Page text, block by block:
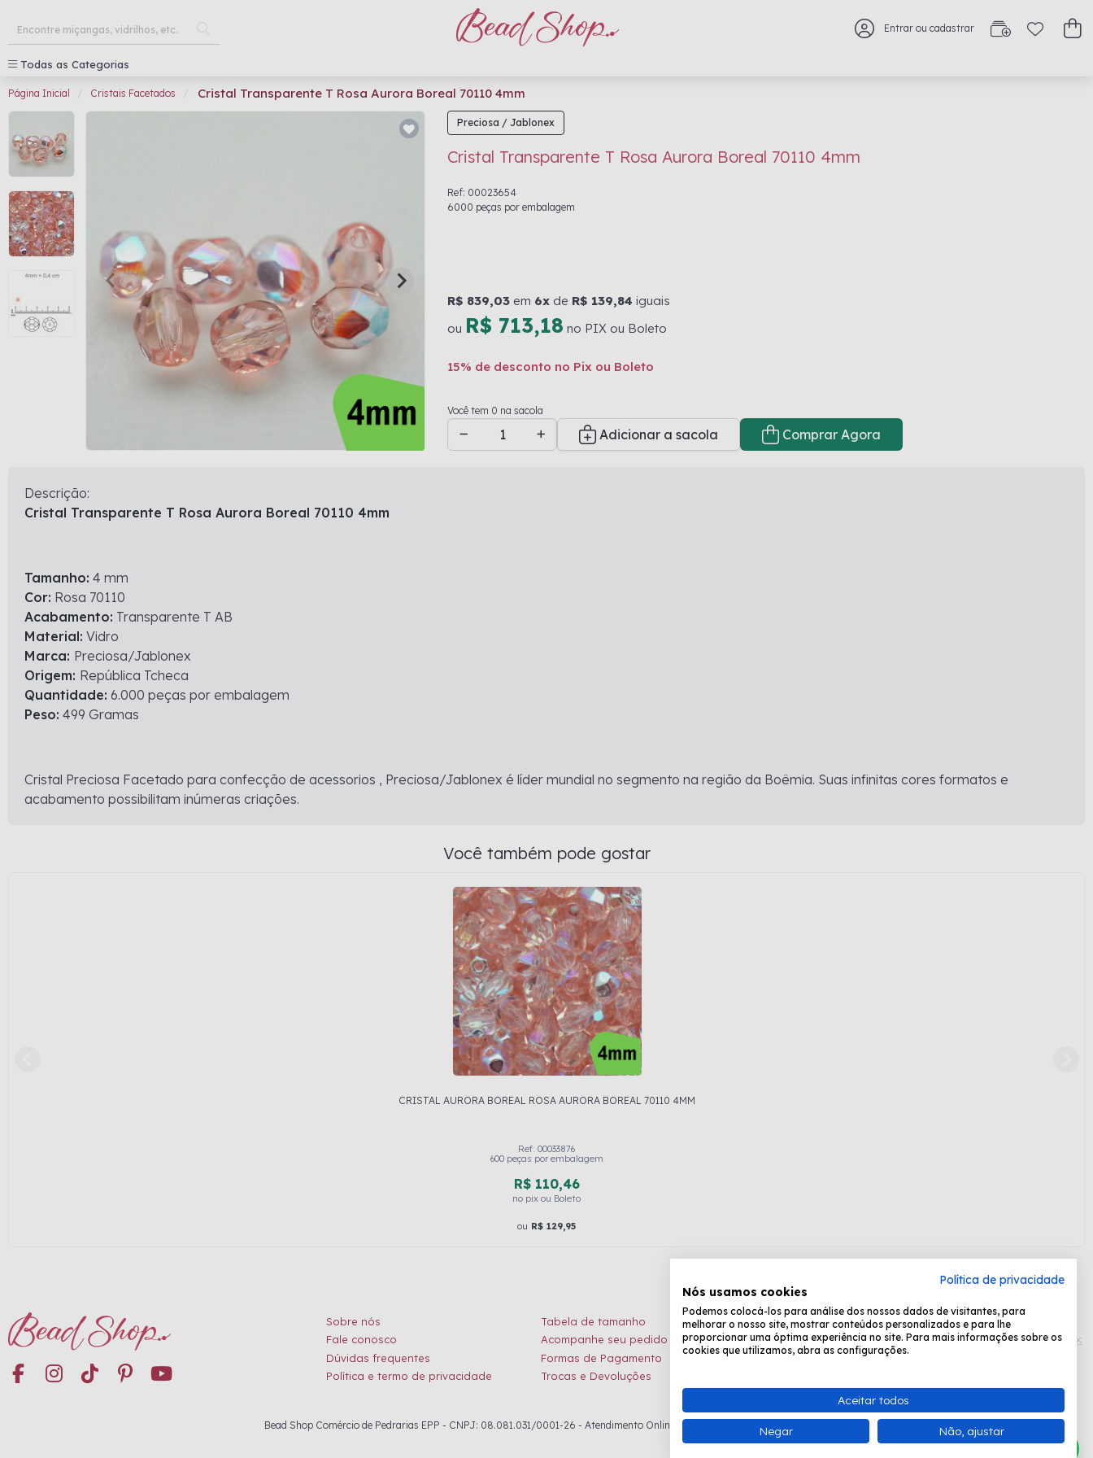
Entrar ou cadastrar
Todas as Categorias
Página Inicial Cristais Facetados Cristal Transparente T Rosa Aurora Boreal 70110 4mm
Preciosa / Jablonex
Cristal Transparente T Rosa Aurora Boreal 70110 4mm
Ref: 00023654
6000 peças por embalagem
R$ 839,03 em 6x de R$ 139,84 iguais
ou R$ 713,18 no PIX ou Boleto
15% de desconto no Pix ou Boleto
Você tem 0 na sacola
Adicionar a sacola
Comprar Agora
Descrição:
Cristal Transparente T Rosa Aurora Boreal 70110 4mm
Tamanho: 4 mm
Cor: Rosa 70110
Acabamento: Transparente T AB
Material: Vidro
Marca: Preciosa/Jablonex
Origem: República Tcheca
Quantidade: 6.000 peças por embalagem
Peso: 499 Gramas
Cristal Preciosa Facetado para confecção de acessorios , Preciosa/Jablonex é líder mundial no segmento na região da Boêmia. Suas infinitas cores formatos e
acabamento possibilitam inúmeras criações.
Você também pode gostar
CRISTAL AURORA BOREAL ROSA AURORA BOREAL 70110 4MM
Ref: 00033876
600 peças por embalagem
R$ 110,46
no pix ou Boleto
ou R$ 129,95
Sobre nós
Tabela de tamanho
Fale conosco
Acompanhe seu pedido
Dúvidas frequentes
Formas de Pagamento
Política e termo de privacidade
Trocas e Devoluções
Formas de pagamento:
Bead Shop Comércio de Pedrarias EPP - CNPJ: 08.081.031/0001-26 - Atendimento Online: de seg. à sexta, das 8:30 às 17:15.
Política de privacidade
Nós usamos cookies
Podemos colocá-los para análise dos nossos dados de visitantes, para
melhorar o nosso site, mostrar conteúdos personalizados e para lhe
proporcionar uma óptima experiência no site. Para mais informações sobre os
cookies que utilizamos, abra as configurações.
Aceitar todos
Negar Não, ajustar